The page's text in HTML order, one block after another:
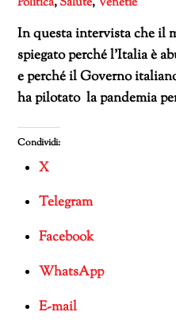
In questa intervista che il
spiegato perché l’Italia è
e perché il Governo
ha pilotato la pandemia
Condividi:
X
Telegram
Facebook
WhatsApp
E-mail